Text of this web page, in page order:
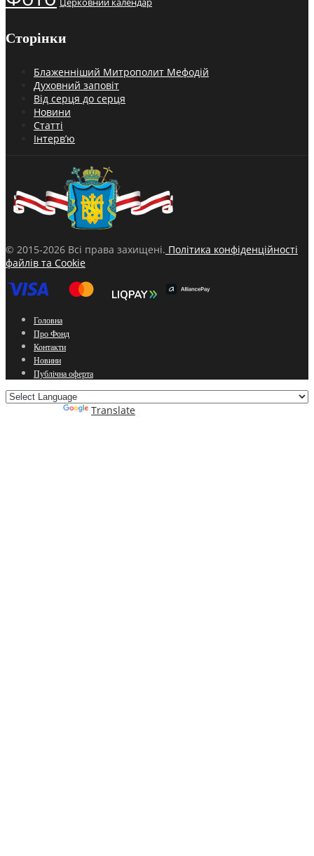
Сторінки
Блаженніший Митрополит Мефодій
Духовний заповіт
Від серця до серця
Новини
Статті
Інтерв’ю
© 2015-2026 Всі права захищені. Політика конфіденційності
файлів та Cookie
Головна
Про Фонд
Контакти
Новини
Публічна оферта
Translate